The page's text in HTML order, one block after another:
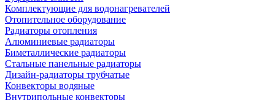
Комплектующие для водонагревателей
Отопительное оборудование
Радиаторы отопления
Алюминиевые радиаторы
Биметаллические радиаторы
Стальные панельные радиаторы
Дизайн-радиаторы трубчатые
Конвекторы водяные
Внутрипольные конвекторы